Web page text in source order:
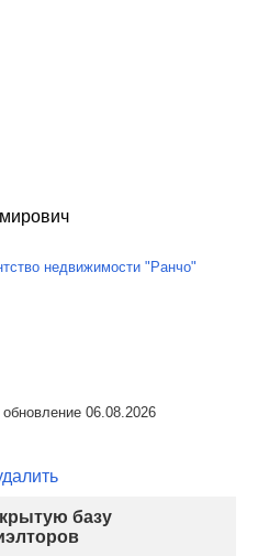
недвижимости "Ранчо"
06.08.2026
базу